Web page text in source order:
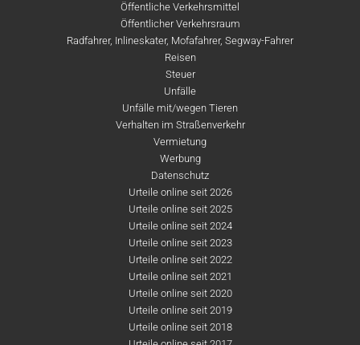
Öffentliche Verkehrsmittel
Öffentlicher Verkehrsraum
Radfahrer, Inlineskater, Mofafahrer, Segway-Fahrer
Reisen
Steuer
Unfälle
Unfälle mit/wegen Tieren
Verhalten im Straßenverkehr
Vermietung
Werbung
Datenschutz
Urteile online seit 2026
Urteile online seit 2025
Urteile online seit 2024
Urteile online seit 2023
Urteile online seit 2022
Urteile online seit 2021
Urteile online seit 2020
Urteile online seit 2019
Urteile online seit 2018